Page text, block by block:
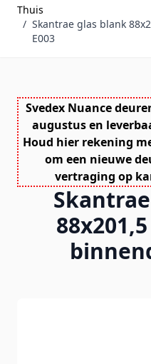
Thuis
/ Skantrae glas blank
E003
Svedex Nuance
augustus en
Houd hier rekening
om een nieuwe
vertraging op